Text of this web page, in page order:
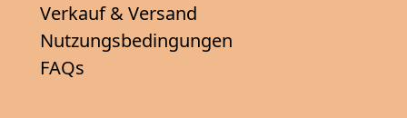
Verkauf & Versand
Nutzungsbedingungen
FAQs